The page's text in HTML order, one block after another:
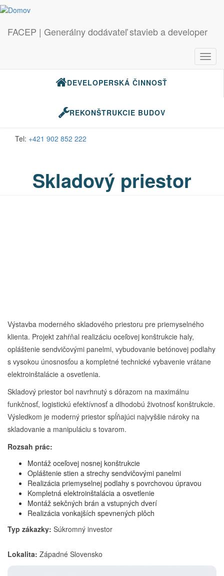
FACEP | Generálny dodávateľ stavieb a developer
info@facep.sk
Tel: +421 902 852 222
Skladový priestor
Výstavba moderného skladového priestoru pre priemyselného
klienta. Projekt zahŕňal realizáciu oceľovej konštrukcie haly,
opláštenie sendvičovými panelmi, vybudovanie betónovej podlahy
s vysokou únosnosťou a kompletné technické vybavenie vrátane
elektroinštalácie a osvetlenia.
Skladový priestor bol navrhnutý s dôrazom na maximálnu
funkčnosť, logistickú efektívnosť a dlhodobú životnosť konštrukcie.
Výsledkom je moderný priestor spĺňajúci najvyššie nároky na
skladovanie a manipuláciu s tovarom.
Rozsah prác:
Montáž oceľovej nosnej konštrukcie
Opláštenie stien a strechy sendvičovými panelmi
Realizácia priemyselnej podlahy s povrchovou úpravou
Kompletná elektroinštalácia a osvetlenie
Montáž sekčných brán a vstupných dverí
Realizácia vonkajších spevnených plôch
Typ zákazky: Súkromný investor
Lokalita: Západné Slovensko
DEVELOPERSKÁ ČINNOSŤ
REKONŠTRUKCIE BUDOV